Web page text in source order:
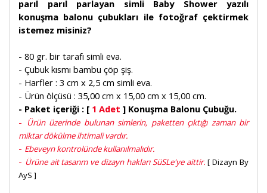
parıl parıl parlayan simli Baby Shower yazılı
konuşma balonu çubukları ile fotoğraf çektirmek
istemez misiniz?
- 80 gr. bir tarafı simli eva.
- Çubuk kısmı bambu çöp şiş.
- Harfler : 3 cm x 2,5 cm simli eva.
- Ürün ölçüsü : 35,00 cm x 15,00 cm x 15,00 cm.
- Paket içeriği : [ 1 Adet ] Konuşma Balonu Çubuğu.
-
Ürün üzerinde bulunan simlerin, paketten çıktığı zaman bir
miktar dökülme ihtimali vardır.
- Ebeveyn kontrolünde kullanılmalıdır.
- Ürüne ait tasarım ve dizayn hakları SüSLe'ye aittir. [ Dizayn By
AyS ]